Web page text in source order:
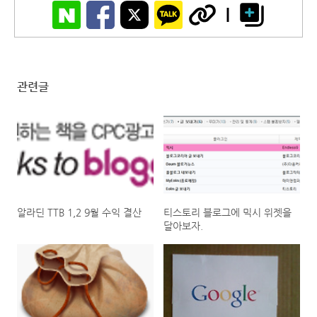
관련글
알라딘 TTB 1,2 9월 수익 결산
티스토리 블로그에 믹시 위젯을
달아보자.